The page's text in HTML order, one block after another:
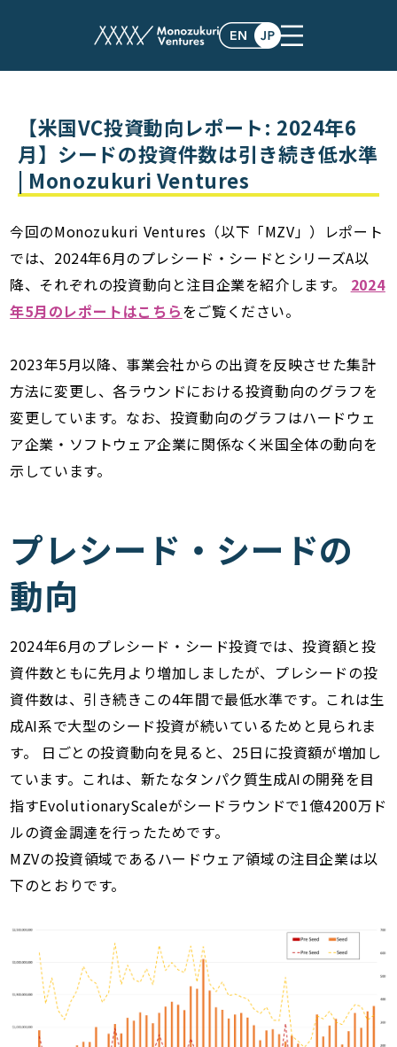
post
【米国VC投資動向レポート: 2024年6
月】シードの投資件数は引き続き低水準
| Monozukuri Ventures
今回のMonozukuri Ventures（以下「MZV」）レポート
では、2024年6月のプレシード・シードとシリーズA以
降、それぞれの投資動向と注目企業を紹介します。 2024
年5月のレポートはこちらをご覧ください。
2023年5月以降、事業会社からの出資を反映させた集計
方法に変更し、各ラウンドにおける投資動向のグラフを
変更しています。なお、投資動向のグラフはハードウェ
ア企業・ソフトウェア企業に関係なく米国全体の動向を
示しています。
プレシード・シードの
動向
2024年6月のプレシード・シード投資では、投資額と投
資件数ともに先月より増加しましたが、プレシードの投
資件数は、引き続きこの4年間で最低水準です。これは生
成AI系で大型のシード投資が続いているためと見られま
す。 日ごとの投資動向を見ると、25日に投資額が増加し
ています。これは、新たなタンパク質生成AIの開発を目
指すEvolutionaryScaleがシードラウンドで1億4200万ド
ルの資金調達を行ったためです。
MZVの投資領域であるハードウェア領域の注目企業は以
下のとおりです。